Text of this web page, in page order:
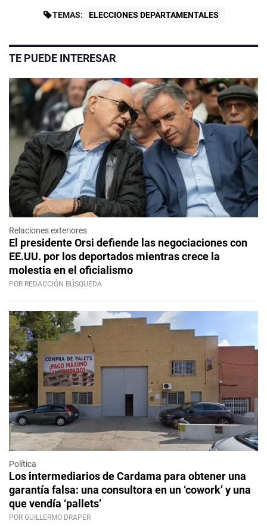
TEMAS: ELECCIONES DEPARTAMENTALES
TE PUEDE INTERESAR
Relaciones exteriores
El presidente Orsi defiende las negociaciones con
EE.UU. por los deportados mientras crece la
molestia en el oficialismo
POR REDACCIÓN BÚSQUEDA
Política
Los intermediarios de Cardama para obtener una
garantía falsa: una consultora en un ‘cowork’ y una
que vendía ‘pallets’
POR GUILLERMO DRAPER